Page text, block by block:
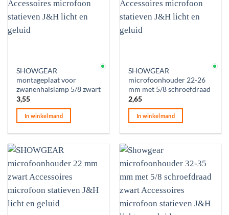
Op voorraad
SHOWGEAR
montageplaat voor
zwanenhalslamp 5/8 zwart
3,55
In winkelmand
Op voorraad
SHOWGEAR
microfoonhouder 22-26
mm met 5/8 schroefdraad
2,65
In winkelmand